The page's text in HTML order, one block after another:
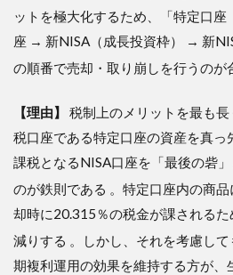
ットを極大化するため、「特定口
座 → 新NISA（成長投資枠） → 新
の順番で売却・取り崩しを行うのが
【理由】
税制上のメリットを最も
税口座である特定口座の資産を真っ
課税となるNISA口座を「最後の砦
のが鉄則である 。特定口座内の商
却時に20.315％の税金が課される
減りする 。しかし、それを考慮し
期複利運用の効果を維持する方が、